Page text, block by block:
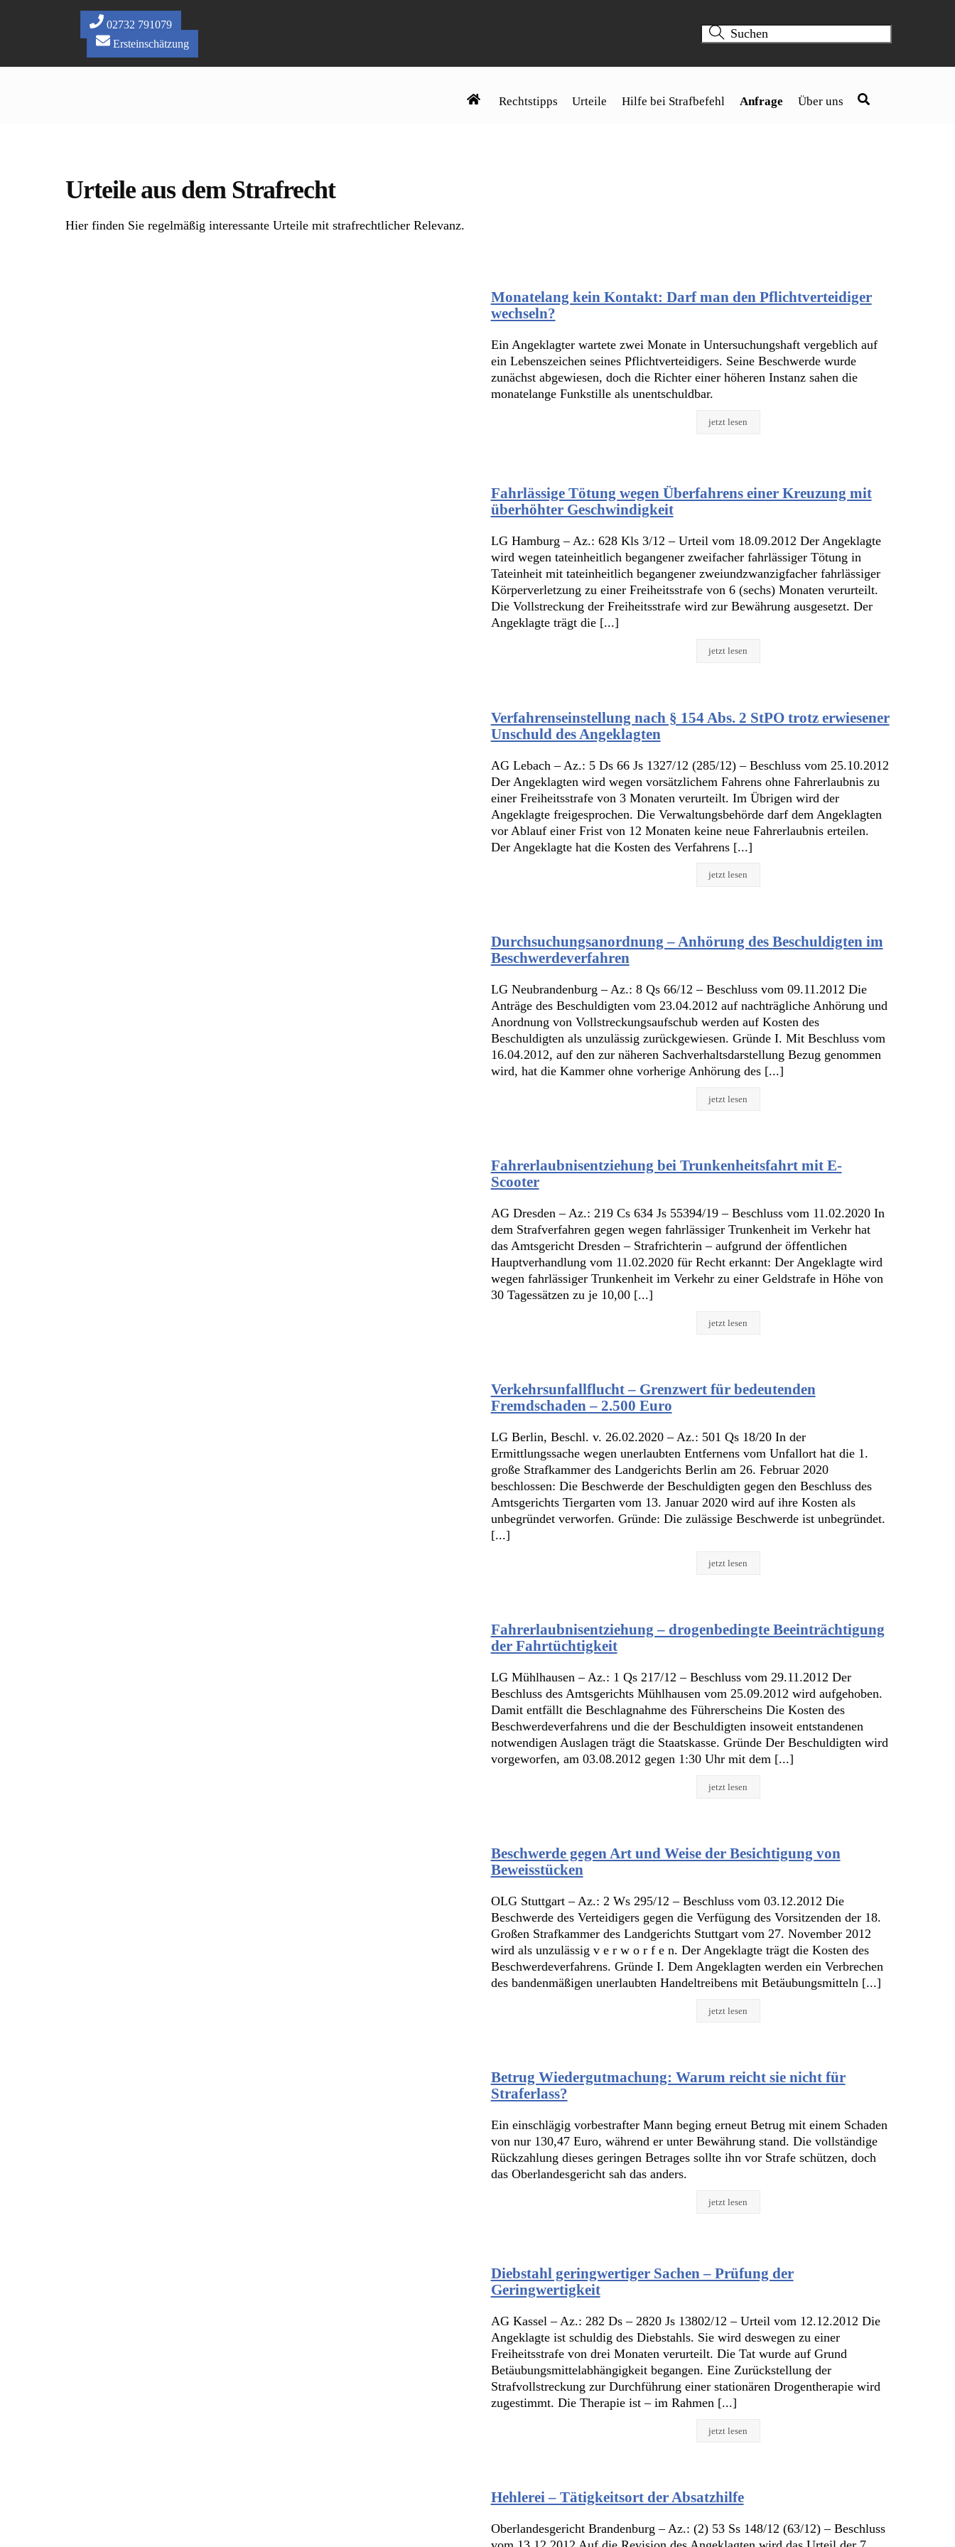
02732 791079
Ersteinschätzung
Rechtstipps Urteile Hilfe bei Strafbefehl Anfrage Über uns
Urteile aus dem Strafrecht
Hier finden Sie regelmäßig interessante Urteile mit strafrechtlicher Relevanz.
Monatelang kein Kontakt: Darf man den Pflichtverteidiger
wechseln?
Ein Angeklagter wartete zwei Monate in Untersuchungshaft vergeblich auf
ein Lebenszeichen seines Pflichtverteidigers. Seine Beschwerde wurde
zunächst abgewiesen, doch die Richter einer höheren Instanz sahen die
monatelange Funkstille als unentschuldbar.
jetzt lesen
Fahrlässige Tötung wegen Überfahrens einer Kreuzung mit
überhöhter Geschwindigkeit
LG Hamburg – Az.: 628 Kls 3/12 – Urteil vom 18.09.2012 Der Angeklagte
wird wegen tateinheitlich begangener zweifacher fahrlässiger Tötung in
Tateinheit mit tateinheitlich begangener zweiundzwanzigfacher fahrlässiger
Körperverletzung zu einer Freiheitsstrafe von 6 (sechs) Monaten verurteilt.
Die Vollstreckung der Freiheitsstrafe wird zur Bewährung ausgesetzt. Der
Angeklagte trägt die [...]
jetzt lesen
Verfahrenseinstellung nach § 154 Abs. 2 StPO trotz erwiesener
Unschuld des Angeklagten
AG Lebach – Az.: 5 Ds 66 Js 1327/12 (285/12) – Beschluss vom 25.10.2012
Der Angeklagten wird wegen vorsätzlichem Fahrens ohne Fahrerlaubnis zu
einer Freiheitsstrafe von 3 Monaten verurteilt. Im Übrigen wird der
Angeklagte freigesprochen. Die Verwaltungsbehörde darf dem Angeklagten
vor Ablauf einer Frist von 12 Monaten keine neue Fahrerlaubnis erteilen.
Der Angeklagte hat die Kosten des Verfahrens [...]
jetzt lesen
Durchsuchungsanordnung – Anhörung des Beschuldigten im
Beschwerdeverfahren
LG Neubrandenburg – Az.: 8 Qs 66/12 – Beschluss vom 09.11.2012 Die
Anträge des Beschuldigten vom 23.04.2012 auf nachträgliche Anhörung und
Anordnung von Vollstreckungsaufschub werden auf Kosten des
Beschuldigten als unzulässig zurückgewiesen. Gründe I. Mit Beschluss vom
16.04.2012, auf den zur näheren Sachverhaltsdarstellung Bezug genommen
wird, hat die Kammer ohne vorherige Anhörung des [...]
jetzt lesen
Fahrerlaubnisentziehung bei Trunkenheitsfahrt mit E-
Scooter
AG Dresden – Az.: 219 Cs 634 Js 55394/19 – Beschluss vom 11.02.2020 In
dem Strafverfahren gegen wegen fahrlässiger Trunkenheit im Verkehr hat
das Amtsgericht Dresden – Strafrichterin – aufgrund der öffentlichen
Hauptverhandlung vom 11.02.2020 für Recht erkannt: Der Angeklagte wird
wegen fahrlässiger Trunkenheit im Verkehr zu einer Geldstrafe in Höhe von
30 Tagessätzen zu je 10,00 [...]
jetzt lesen
Verkehrsunfallflucht – Grenzwert für bedeutenden
Fremdschaden – 2.500 Euro
LG Berlin, Beschl. v. 26.02.2020 – Az.: 501 Qs 18/20 In der
Ermittlungssache wegen unerlaubten Entfernens vom Unfallort hat die 1.
große Strafkammer des Landgerichts Berlin am 26. Februar 2020
beschlossen: Die Beschwerde der Beschuldigten gegen den Beschluss des
Amtsgerichts Tiergarten vom 13. Januar 2020 wird auf ihre Kosten als
unbegründet verworfen. Gründe: Die zulässige Beschwerde ist unbegründet.
[...]
jetzt lesen
Fahrerlaubnisentziehung – drogenbedingte Beeinträchtigung
der Fahrtüchtigkeit
LG Mühlhausen – Az.: 1 Qs 217/12 – Beschluss vom 29.11.2012 Der
Beschluss des Amtsgerichts Mühlhausen vom 25.09.2012 wird aufgehoben.
Damit entfällt die Beschlagnahme des Führerscheins Die Kosten des
Beschwerdeverfahrens und die der Beschuldigten insoweit entstandenen
notwendigen Auslagen trägt die Staatskasse. Gründe Der Beschuldigten wird
vorgeworfen, am 03.08.2012 gegen 1:30 Uhr mit dem [...]
jetzt lesen
Beschwerde gegen Art und Weise der Besichtigung von
Beweisstücken
OLG Stuttgart – Az.: 2 Ws 295/12 – Beschluss vom 03.12.2012 Die
Beschwerde des Verteidigers gegen die Verfügung des Vorsitzenden der 18.
Großen Strafkammer des Landgerichts Stuttgart vom 27. November 2012
wird als unzulässig v e r w o r f e n. Der Angeklagte trägt die Kosten des
Beschwerdeverfahrens. Gründe I. Dem Angeklagten werden ein Verbrechen
des bandenmäßigen unerlaubten Handeltreibens mit Betäubungsmitteln [...]
jetzt lesen
Betrug Wiedergutmachung: Warum reicht sie nicht für
Straferlass?
Ein einschlägig vorbestrafter Mann beging erneut Betrug mit einem Schaden
von nur 130,47 Euro, während er unter Bewährung stand. Die vollständige
Rückzahlung dieses geringen Betrages sollte ihn vor Strafe schützen, doch
das Oberlandesgericht sah das anders.
jetzt lesen
Diebstahl geringwertiger Sachen – Prüfung der
Geringwertigkeit
AG Kassel – Az.: 282 Ds – 2820 Js 13802/12 – Urteil vom 12.12.2012 Die
Angeklagte ist schuldig des Diebstahls. Sie wird deswegen zu einer
Freiheitsstrafe von drei Monaten verurteilt. Die Tat wurde auf Grund
Betäubungsmittelabhängigkeit begangen. Eine Zurückstellung der
Strafvollstreckung zur Durchführung einer stationären Drogentherapie wird
zugestimmt. Die Therapie ist – im Rahmen [...]
jetzt lesen
Hehlerei – Tätigkeitsort der Absatzhilfe
Oberlandesgericht Brandenburg – Az.: (2) 53 Ss 148/12 (63/12) – Beschluss